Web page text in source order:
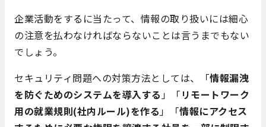
企業活動をするに当たって、情報の取り扱いには細心
の注意を払わなければならないことは言うまでもない
でしょう。
セキュリティ問題への対策方法としては、「情報漏洩
を防ぐためのシステムを導入する 」「 リモートワーク
用の就業規則(社内ルール)を作る 」「情報にアクセス